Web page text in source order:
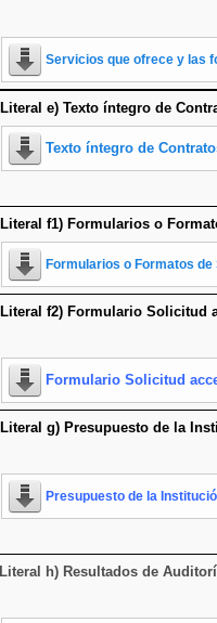
Servicios que ofrece y las
Literal e) Texto íntegro de
Texto íntegro de
Literal f1) Formularios o
Formularios o Formatos de
Literal f2) Formulario Solicitud
Formulario Solicitud
Literal g) Presupuesto de la
Presupuesto de la
Literal h) Resultados de